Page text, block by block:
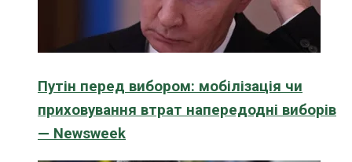
Путін перед вибором: мобілізація чи
приховування втрат напередодні виборів
— Newsweek